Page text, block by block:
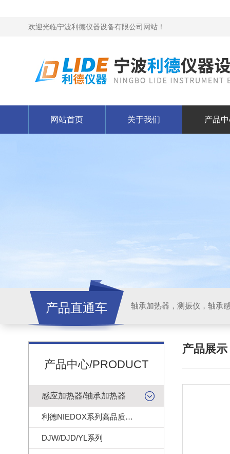
欢迎光临宁波利德仪器设备有限公司网站！
网站首页 关于我们 产品
产品直通车 轴承加热器，测振仪，轴承
产品中心/PRODUCT
感应加热器/轴承加热器
利德NIEDOX系列高品质轴承加热器
DJW/DJD/YL系列
产品展示